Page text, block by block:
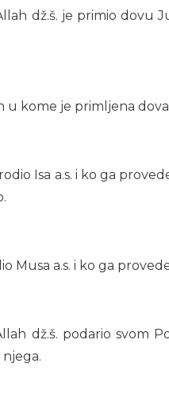
dž.š. je primio dovu
kome je primljena
Isa a.s. i ko ga
Musa a.s. i ko ga
dž.š. podario svom
njega.